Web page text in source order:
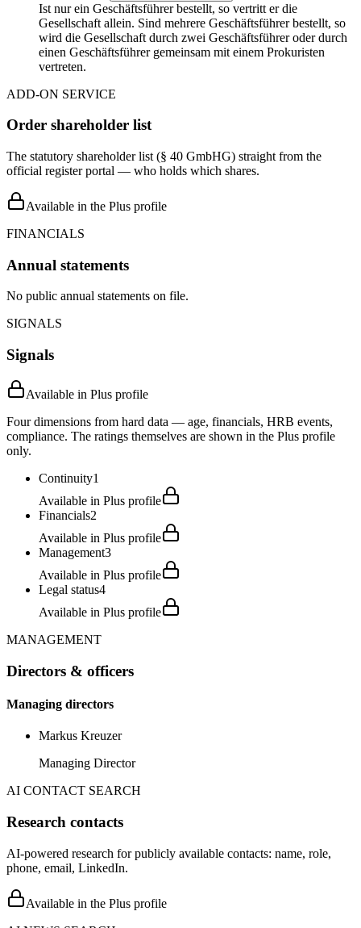
Ist nur ein Geschäftsführer bestellt, so vertritt er die
Gesellschaft allein. Sind mehrere Geschäftsführer bestellt, so
wird die Gesellschaft durch zwei Geschäftsführer oder durch
einen Geschäftsführer gemeinsam mit einem Prokuristen
vertreten.
ADD-ON SERVICE
Order shareholder list
The statutory shareholder list (§ 40 GmbHG) straight from the
official register portal — who holds which shares.
Available in the Plus profile
FINANCIALS
Annual statements
No public annual statements on file.
SIGNALS
Signals
Available in Plus profile
Four dimensions from hard data — age, financials, HRB events,
compliance. The ratings themselves are shown in the Plus profile
only.
Continuity1
Available in Plus profile
Financials2
Available in Plus profile
Management3
Available in Plus profile
Legal status4
Available in Plus profile
MANAGEMENT
Directors & officers
Managing directors
Markus Kreuzer
Managing Director
AI CONTACT SEARCH
Research contacts
AI-powered research for publicly available contacts: name, role,
phone, email, LinkedIn.
Available in the Plus profile